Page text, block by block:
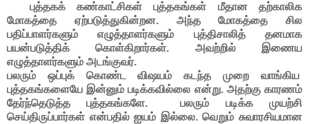
புத்தகக் கண்காட்சிகள் புத்தகங்கள் மீதான தற்காலிக
மோகத்தை ஏற்படுத்துகின்றன. அந்த மோகத்தை சில
பதிப்பாளர்களும் எழுத்தாளர்களும் புத்திசாலித் தனமாக
பயன்படுத்திக் கொள்கிறார்கள். அவற்றில் இணைய
எழுத்தாளர்களும் அடங்குவர்.
பலரும் ஒப்புக் கொண்ட விஷயம் கடந்த முறை வாங்கிய
புத்தகங்களையே இன்னும் படிக்கவில்லை என்று. அதற்கு காரணம்
தேர்ந்தெடுத்த புத்தகங்களே. பலரும் படிக்க முயற்சி
செய்திருப்பார்கள் என்பதில் ஐயம் இல்லை. வெறும் சுவாரசியமான